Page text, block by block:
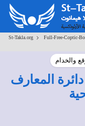
St-Takla.org> Full-Free-Coptic-
والخدام
المعارف